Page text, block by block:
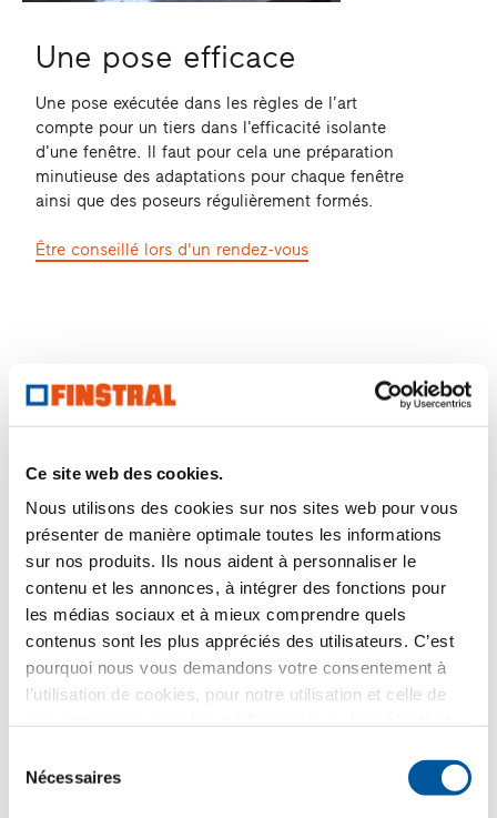
Ce site web des cookies.
Nous utilisons des cookies sur nos sites web pour vous
présenter de manière optimale toutes les informations
sur nos produits. Ils nous aident à personnaliser le
contenu et les annonces, à intégrer des fonctions pour
les médias sociaux et à mieux comprendre quels
contenus sont les plus appréciés des utilisateurs. C’est
pourquoi nous vous demandons votre consentement à
l’utilisation de cookies, pour notre utilisation et celle de
ces informations avec d’autres données que vous leur
avez fournies ou qu’ils ont collectées dans le cadre de
Nécessaires
Une pose efficace
Une pose exécutée dans les règles de l’art
compte pour un tiers dans l’efficacité isolante
d’une fenêtre. Il faut pour cela une préparation
minutieuse des adaptations pour chaque fenêtre
ainsi que des poseurs régulièrement formés.
Être conseillé lors d'un rendez-vous
Calculer les économies